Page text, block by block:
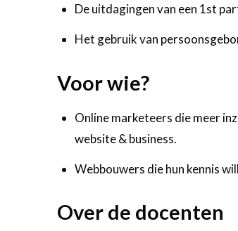
De uitdagingen van een 1st
Het gebruik van
Voor wie?
Online marketeers die meer
website & business.
Webbouwers die hun kennis
Over de docenten